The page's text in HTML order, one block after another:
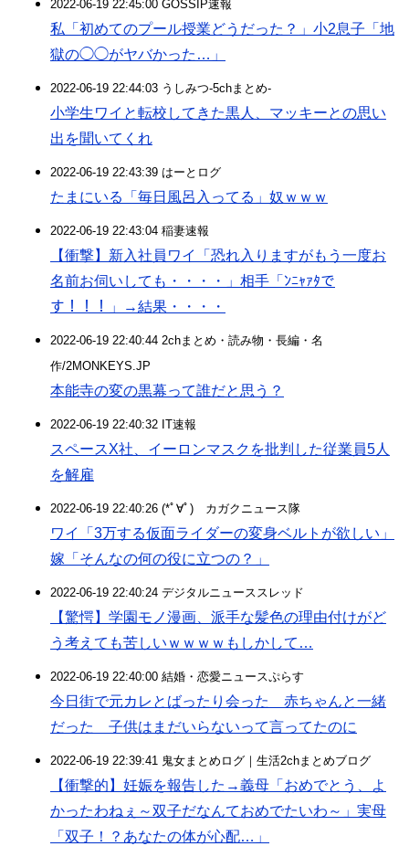
2022-06-19 22:45:00 GOSSIP速報
私「初めてのプール授業どうだった？」小2息子「地
獄の◯◯がヤバかった…」
2022-06-19 22:44:03 うしみつ-5chまとめ-
小学生ワイと転校してきた黒人、マッキーとの思い
出を聞いてくれ
2022-06-19 22:43:39 はーとログ
たまにいる「毎日風呂入ってる」奴ｗｗｗ
2022-06-19 22:43:04 稲妻速報
【衝撃】新入社員ワイ「恐れ入りますがもう一度お
名前お伺いしても・・・・」相手「ﾝﾆｬｧﾀで
す！！！」→結果・・・・
2022-06-19 22:40:44 2chまとめ・読み物・長編・名
作/2MONKEYS.JP
本能寺の変の黒幕って誰だと思う？
2022-06-19 22:40:32 IT速報
スペースX社、イーロンマスクを批判した従業員5人
を解雇
2022-06-19 22:40:26 (*ﾟ∀ﾟ)ゞカガクニュース隊
ワイ「3万する仮面ライダーの変身ベルトが欲しい」
嫁「そんなの何の役に立つの？」
2022-06-19 22:40:24 デジタルニューススレッド
【驚愕】学園モノ漫画、派手な髪色の理由付けがど
う考えても苦しいｗｗｗｗもしかして…
2022-06-19 22:40:00 結婚・恋愛ニュースぷらす
今日街で元カレとばったり会った 赤ちゃんと一緒
だった 子供はまだいらないって言ってたのに
2022-06-19 22:39:41 鬼女まとめログ｜生活2chまとめブログ
【衝撃的】妊娠を報告した→義母「おめでとう、よ
かったわねぇ～双子だなんておめでたいわ～」実母
「双子！？あなたの体が心配…」